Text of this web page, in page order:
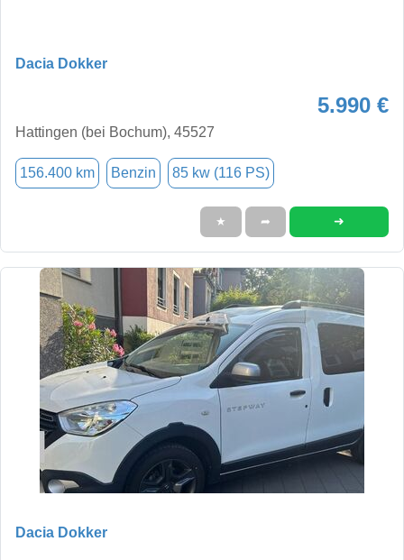
Dacia Dokker
5.990 €
Hattingen (bei Bochum), 45527
156.400 km Benzin 85 kw (116 PS)
★ ➦ ➜
Dacia Dokker